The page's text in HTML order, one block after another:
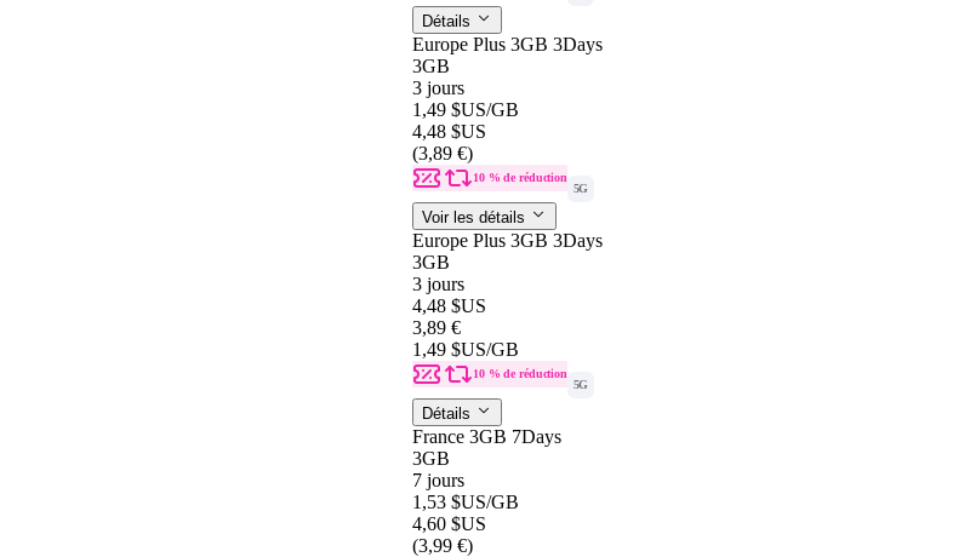
Détails
Europe Plus 3GB 3Days
3GB
3 jours
1,49 $US/GB
4,48 $US
(3,89 €)
10 % de réduction
5G
Voir les détails
Europe Plus 3GB 3Days
3GB
3 jours
4,48 $US
3,89 €
1,49 $US/GB
10 % de réduction
5G
Détails
France 3GB 7Days
3GB
7 jours
1,53 $US/GB
4,60 $US
(3,99 €)